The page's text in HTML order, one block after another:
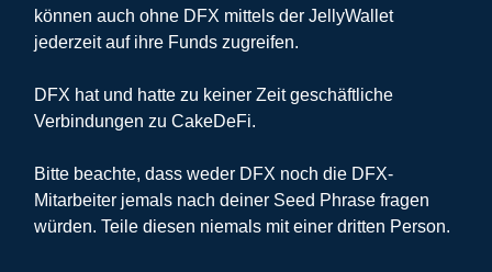
können auch ohne DFX mittels der JellyWallet
jederzeit auf ihre Funds zugreifen.
DFX hat und hatte zu keiner Zeit geschäftliche
Verbindungen zu CakeDeFi.
Bitte beachte, dass weder DFX noch die DFX-
Mitarbeiter jemals nach deiner Seed Phrase fragen
würden. Teile diesen niemals mit einer dritten Person.